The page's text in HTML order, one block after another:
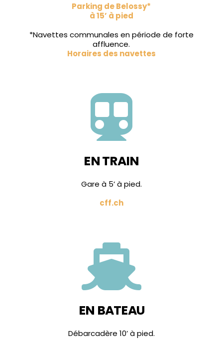
Parking de Belossy*
à 15’ à pied
*Navettes communales en période de forte
affluence.
Horaires des navettes

EN TRAIN
Gare à 5’ à pied.
cff.ch

EN BATEAU
Débarcadère 10’ à pied.